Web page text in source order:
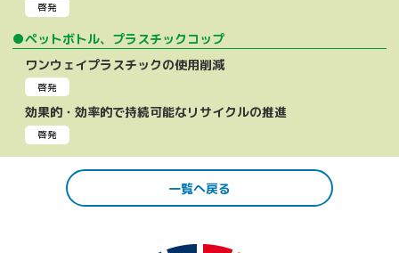
啓発
●ペットボトル、プラスチックコップ
ワンウェイプラスチックの使用削減
啓発
効果的・効率的で持続可能なリサイクルの推進
啓発
一覧へ戻る